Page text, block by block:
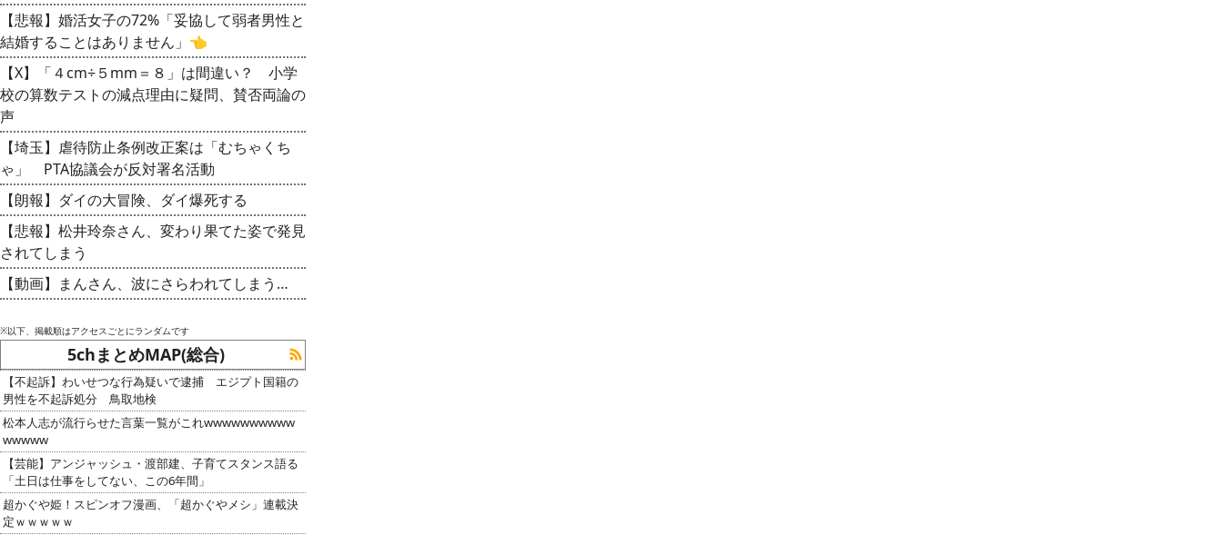
【悲報】婚活女子の72%「妥協して弱者男性と
結婚することはありません」👈
【X】「４cm÷５mm＝８」は間違い？ 小学
校の算数テストの減点理由に疑問、賛否両論の
声
【埼玉】虐待防止条例改正案は「むちゃくち
ゃ」 PTA協議会が反対署名活動
【朗報】ダイの大冒険、ダイ爆死する
【悲報】松井玲奈さん、変わり果てた姿で発見
されてしまう
【動画】まんさん、波にさらわれてしまう…
※以下、掲載順はアクセスごとにランダムです
5chまとめMAP(総合)
【不起訴】わいせつな行為疑いで逮捕 エジプト国籍の
男性を不起訴処分 鳥取地検
松本人志が流行らせた言葉一覧がこれwwwwwwwwww
wwwww
【芸能】アンジャッシュ・渡部建、子育てスタンス語る
「土日は仕事をしてない、この6年間」
超かぐや姫！スピンオフ漫画、「超かぐやメシ」連載決
定ｗｗｗｗｗ